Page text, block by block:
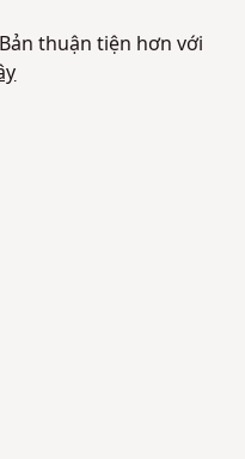
thuận tiện hơn với